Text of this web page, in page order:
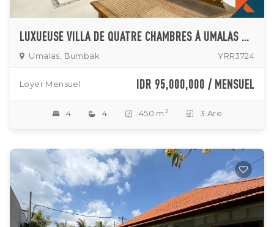
LUXUEUSE VILLA DE QUATRE CHAMBRES À UMALAS – BUMBAK
Umalas, Bumbak YRR3724
Loyer Mensuel IDR 95,000,000 / MENSUEL
4 4 450 m 2 3 Are